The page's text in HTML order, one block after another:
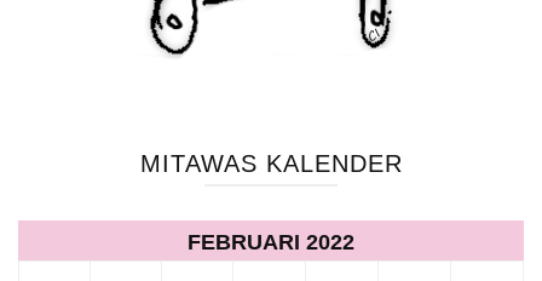
MITAWAS KALENDER
FEBRUARI 2022